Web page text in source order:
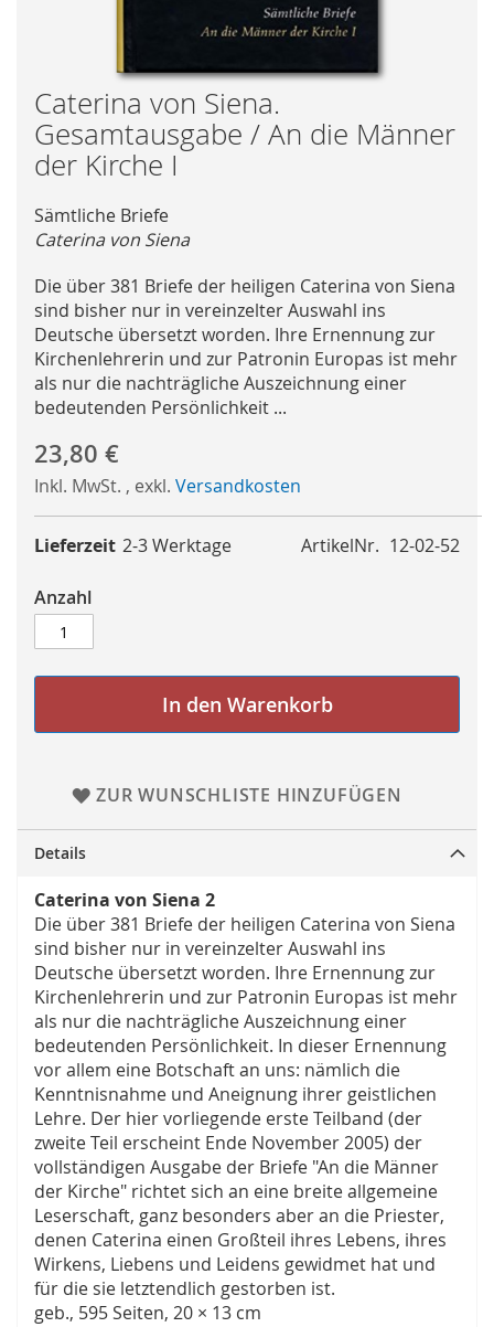
Skip
to
the
beginning
the
images
Caterina von Siena.
Gesamtausgabe / An die Männer
der Kirche I
Sämtliche Briefe
Caterina von Siena
Die über 381 Briefe der heiligen Caterina von Siena
sind bisher nur in vereinzelter Auswahl ins
Deutsche übersetzt worden. Ihre Ernennung zur
Kirchenlehrerin und zur Patronin Europas ist mehr
als nur die nachträgliche Auszeichnung einer
bedeutenden Persönlichkeit ...
23,80 €
Inkl. MwSt. , exkl. Versandkosten
ArtikelNr. 12-02-52
Lieferzeit 2-3 Werktage
Anzahl
In den Warenkorb
ZUR WUNSCHLISTE HINZUFÜGEN
Details
Caterina von Siena 2
Die über 381 Briefe der heiligen Caterina von Siena
sind bisher nur in vereinzelter Auswahl ins
Deutsche übersetzt worden. Ihre Ernennung zur
Kirchenlehrerin und zur Patronin Europas ist mehr
als nur die nachträgliche Auszeichnung einer
bedeutenden Persönlichkeit. In dieser Ernennung
vor allem eine Botschaft an uns: nämlich die
Kenntnisnahme und Aneignung ihrer geistlichen
Lehre. Der hier vorliegende erste Teilband (der
zweite Teil erscheint Ende November 2005) der
vollständigen Ausgabe der Briefe "An die Männer
der Kirche" richtet sich an eine breite allgemeine
Leserschaft, ganz besonders aber an die Priester,
denen Caterina einen Großteil ihres Lebens, ihres
Wirkens, Liebens und Leidens gewidmet hat und
für die sie letztendlich gestorben ist.
geb., 595 Seiten, 20 × 13 cm